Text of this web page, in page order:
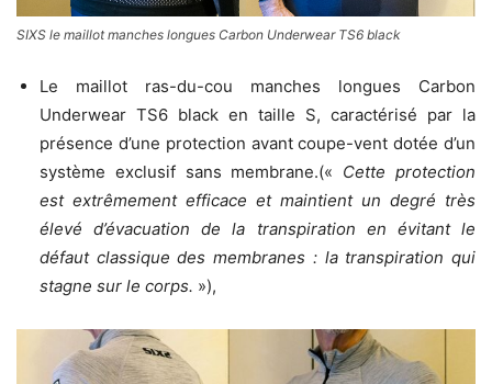
SIXS le maillot manches longues Carbon Underwear TS6 black
Le maillot ras-du-cou manches longues Carbon
Underwear TS6 black en taille S, caractérisé par la
présence d’une protection avant coupe-vent dotée d’un
système exclusif sans membrane.(« Cette protection
est extrêmement efficace et maintient un degré très
élevé d’évacuation de la transpiration en évitant le
défaut classique des membranes : la transpiration qui
stagne sur le corps. »),